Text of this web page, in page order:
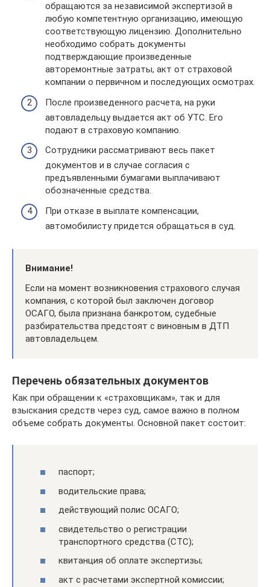
обращаются за независимой экспертизой в
любую компетентную организацию, имеющую
соответствующую лицензию. Дополнительно
необходимо собрать документы
подтверждающие произведенные
авторемонтные затраты, акт от страховой
компании о первичном и последующих осмотрах.
После произведенного расчета, на руки
автовладельцу выдается акт об УТС. Его
подают в страховую компанию.
Сотрудники рассматривают весь пакет
документов и в случае согласия с
предъявленными бумагами выплачивают
обозначенные средства.
При отказе в выплате компенсации,
автомобилисту придется обращаться в суд.
Внимание!
Если на момент возникновения страхового случая
компания, с которой был заключен договор
ОСАГО, была признана банкротом, судебные
разбирательства предстоят с виновным в ДТП
автовладельцем.
Перечень обязательных документов
Как при обращении к «страховщикам», так и для
взыскания средств через суд, самое важно в полном
объеме собрать документы. Основной пакет состоит:
паспорт;
водительские права;
действующий полис ОСАГО;
свидетельство о регистрации
транспортного средства (СТС);
квитанция об оплате экспертизы;
акт с расчетами экспертной комиссии;